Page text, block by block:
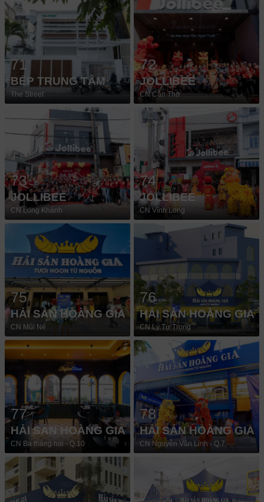
71
BẾP TRUNG TÂM
The Street
72
JOLLIBEE
CN Cần Thơ
73
JOLLIBEE
CN Long Khánh
74
JOLLIBEE
CN Vĩnh Long
75
HẢI SẢN HOÀNG GIA
CN Mũi Né
76
HẢI SẢN HOÀNG GIA
CN Lý Tự Trọng
77
HẢI SẢN HOÀNG GIA
CN Ba tháng hai - Q.10
78
HẢI SẢN HOÀNG GIA
CN Nguyễn Văn Linh - Q.7